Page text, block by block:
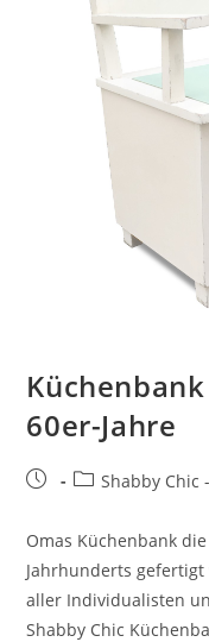
60er-Jahre
Shabby Chic
Omas Küchenbank
Jahrhunderts
aller Individualisten
Shabby Chic